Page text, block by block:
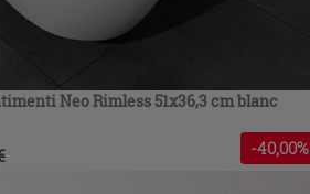
Neo Rimless 51x36,3 cm blanc
-40,00%